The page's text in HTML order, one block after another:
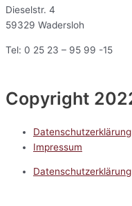
Dieselstr. 4
59329 Wadersloh
Tel: 0 25 23 – 95 99 -15
Copyright
Datenschutzerklärung
Impressum
Datenschutzerklärung